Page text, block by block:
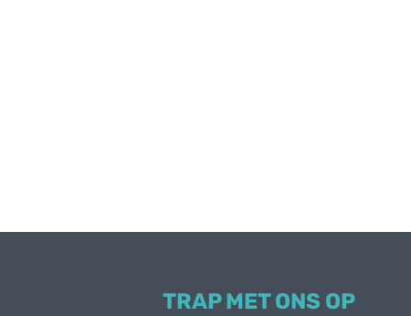
TRAP MET ONS OP